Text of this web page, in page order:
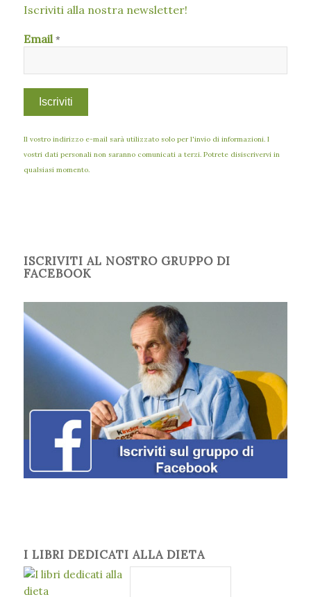
Iscriviti alla nostra newsletter!
Email*
Il vostro indirizzo e-mail sarà utilizzato solo per l'invio di informazioni. I
vostri dati personali non saranno comunicati a terzi. Potrete disiscrivervi in
qualsiasi momento.
ISCRIVITI AL NOSTRO GRUPPO DI
FACEBOOK
I LIBRI DEDICATI ALLA DIETA